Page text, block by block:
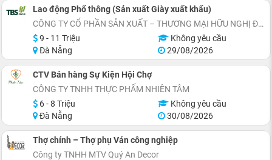
Lao động Phổ thông (Sản xuất Giày xuất khẩu)
CÔNG TY CỔ PHẦN SẢN XUẤT – THƯƠNG MẠI HỮU NGHỊ ĐÀ NẴNG
9 - 11 Triệu
Không yêu cầu
Đà Nẵng
29/08/2026
CTV Bán hàng Sự Kiện Hội Chợ
CÔNG TY TNHH THỰC PHẨM NHIÊN TÂM
6 - 8 Triệu
Không yêu cầu
Đà Nẵng
30/08/2026
Thợ chính – Thợ phụ Ván công nghiệp
Công ty TNHH MTV Quý An Decor